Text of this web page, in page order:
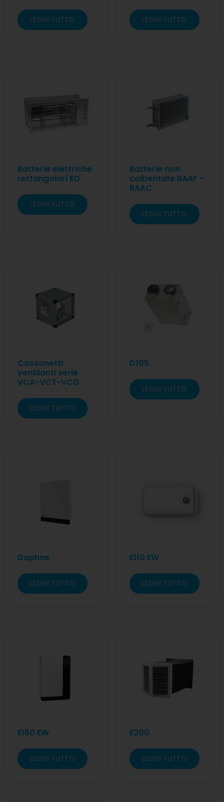
LEGGI TUTTO LEGGI TUTTO
Batterie elettriche
rettangolari EO
LEGGI TUTTO
Batterie non
coibentate BAAF –
BAAC
LEGGI TUTTO
Cassonetti
ventilanti serie
VCA-VCT-VCD
LEGGI TUTTO
D105
LEGGI TUTTO
Daphne
LEGGI TUTTO
E110 EW
LEGGI TUTTO
E150 EW
LEGGI TUTTO
E200
LEGGI TUTTO